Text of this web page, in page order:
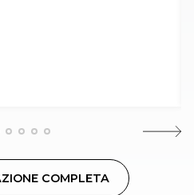
COMPLETA